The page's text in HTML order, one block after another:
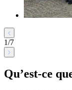
1/7
Qu’est-ce